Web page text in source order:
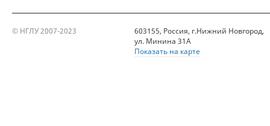
© НГЛУ 2007-2023
603155, Россия, г.Нижний Новгород,
ул. Минина 31А
Показать на карте